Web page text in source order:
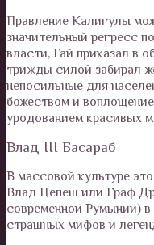
Правление Калигулы
значительный регресс
власти, Гай приказал в
трижды силой забирал
непосильные для
божеством и
уродованием красивых
Влад III Басараб
В массовой культуре
Влад Цепеш или Граф
современной Румынии) в
страшных мифов и